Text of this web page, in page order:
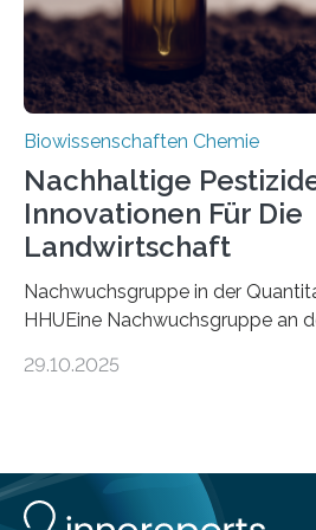
Biowissenschaften Chemie
Nachhaltige
Innovationen Für Die
Landwirtschaft
Nachwuchsgruppe in der
HHUEine Nachwuchsgruppe an
fünf Jahren erforschen, wie
Insektenblume. Das
Technologie und Raumfahrt
29.10.2025